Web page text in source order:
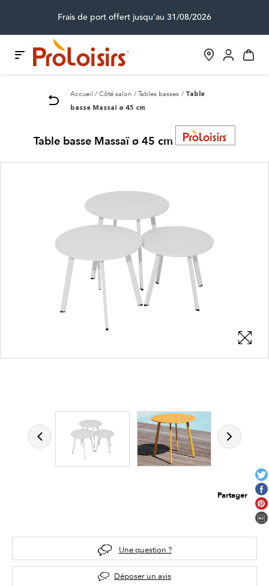
Frais de port offert jusqu'au 31/08/2026
Accueil Côté salon Tables basses Table
basse Massaï ø 45 cm
Table basse Massaï ø 45 cm
Partager
Une question ?
Déposer un avis